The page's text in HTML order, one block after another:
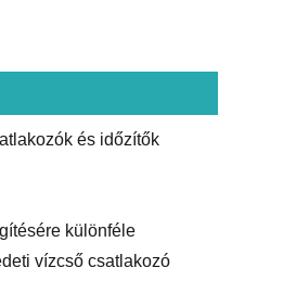
és időzítők
különféle
vízcső csatlakozó